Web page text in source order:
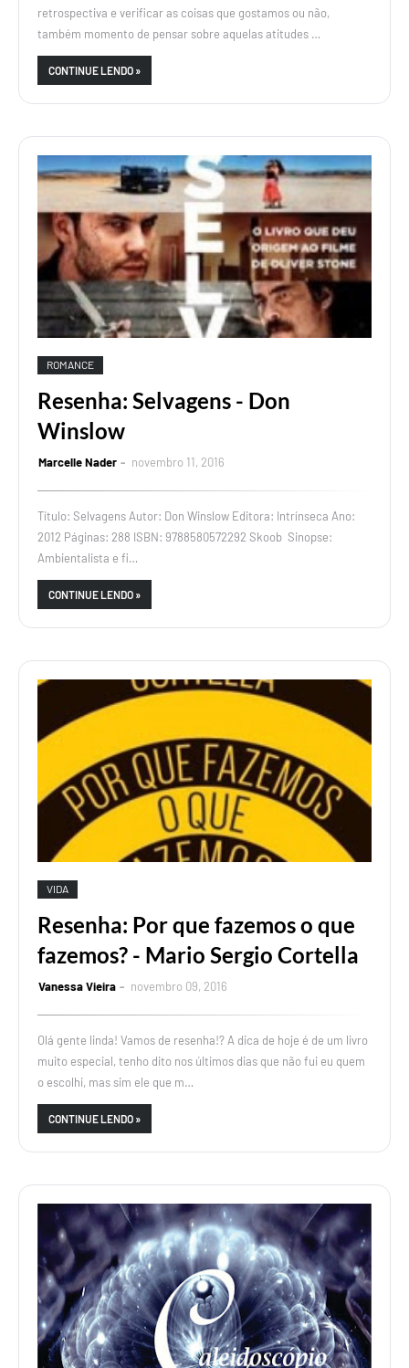
retrospectiva e verificar as coisas que gostamos ou não,
também momento de pensar sobre aquelas atitudes …
CONTINUE LENDO »
ROMANCE
Resenha: Selvagens - Don
Winslow
Marcelle Nader novembro 11, 2016
Título: Selvagens Autor: Don Winslow Editora: Intrínseca Ano:
2012 Páginas: 288 ISBN: 9788580572292 Skoob Sinopse:
Ambientalista e fi…
CONTINUE LENDO »
VIDA
Resenha: Por que fazemos o que
fazemos? - Mario Sergio Cortella
Vanessa Vieira novembro 09, 2016
Olá gente linda! Vamos de resenha!? A dica de hoje é de um livro
muito especial, tenho dito nos últimos dias que não fui eu quem
o escolhi, mas sim ele que m…
CONTINUE LENDO »